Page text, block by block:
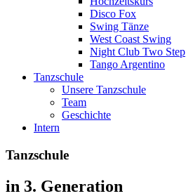
Disco Fox
Swing Tänze
West Coast Swing
Night Club Two Step
Tango Argentino
Tanzschule
Unsere Tanzschule
Team
Geschichte
Intern
Tanzschule
in 3. Generation